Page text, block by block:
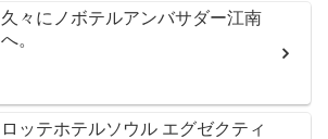
久々にノボテルアンバサダー江南
へ。
ロッテホテルソウル エグゼクティ